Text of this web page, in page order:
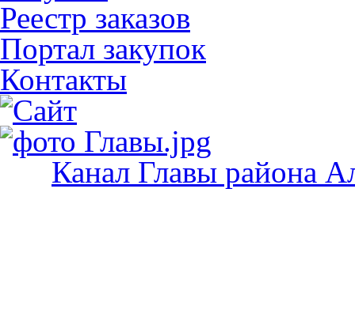
Реестр заказов
Портал закупок
Контакты
Канал Главы района